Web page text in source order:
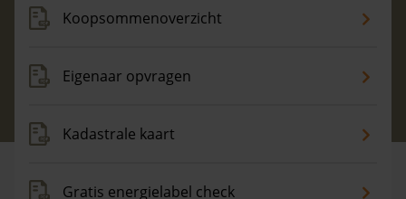
Koopsommenoverzicht
Eigenaar opvragen
Kadastrale kaart
Gratis energielabel check